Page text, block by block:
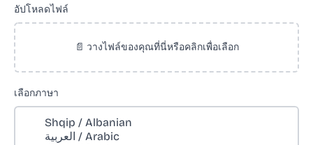
อัปโหลดไฟล์
📄 วางไฟล์ของคุณที่นี่หรือคลิกเพื่อเลือก
เลือกภาษา